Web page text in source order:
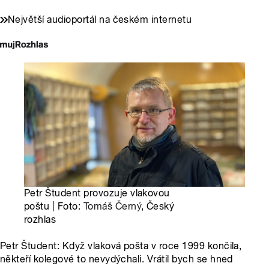
Největší audioportál na českém internetu
Petr Študent provozuje vlakovou
poštu | Foto: Tomáš Černý, Český
rozhlas
Petr Študent: Když vlaková pošta v roce 1999 končila,
někteří kolegové to nevydýchali. Vrátil bych se hned